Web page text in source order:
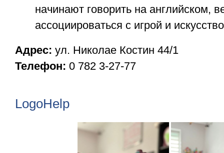
начинают говорить на английском,
ассоциироваться с игрой и
Адрес: ул. Николае Костин 44/1
Телефон: 0 782 3-27-77
LogoHelp